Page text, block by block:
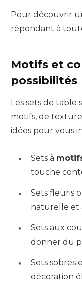
Pour découvrir
répondant à
Motifs et
possibilités
Les sets de
motifs, de
idées pour vous
Sets à
touche
Sets fleuris
naturelle et
Sets aux
donner du
Sets sobres
décoration